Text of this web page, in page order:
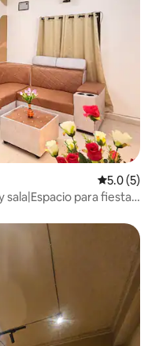
5.0 (5)
sala|Espacio para fiestas